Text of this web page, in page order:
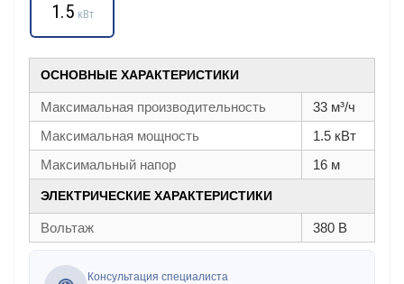
1.5 кВт
ОСНОВНЫЕ ХАРАКТЕРИСТИКИ
Максимальная производительность
33 м³/ч
Максимальная мощность
1.5 кВт
Максимальный напор
16 м
ЭЛЕКТРИЧЕСКИЕ ХАРАКТЕРИСТИКИ
Вольтаж 380 В
Консультация специалиста